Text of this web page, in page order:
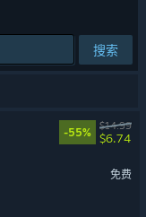
搜索
-55%
$14.99
$6.74
免费